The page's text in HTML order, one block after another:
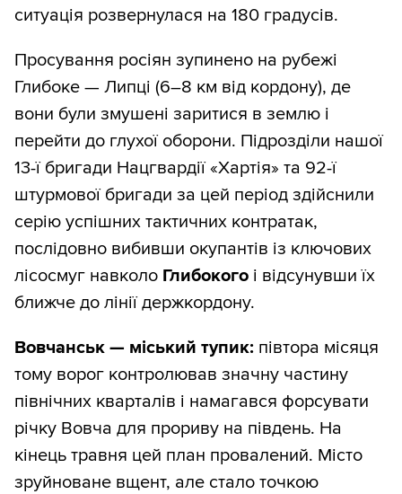
ситуація розвернулася на 180 градусів.
Просування росіян зупинено на рубежі
Глибоке — Липці (6–8 км від кордону), де
вони були змушені заритися в землю і
перейти до глухої оборони. Підрозділи нашої
13-ї бригади Нацгвардії «Хартія» та 92-ї
штурмової бригади за цей період здійснили
серію успішних тактичних контратак,
послідовно вибивши окупантів із ключових
лісосмуг навколо Глибокого і відсунувши їх
ближче до лінії держкордону.
Вовчанськ — міський тупик: півтора місяця
тому ворог контролював значну частину
північних кварталів і намагався форсувати
річку Вовча для прориву на південь. На
кінець травня цей план провалений. Місто
зруйноване вщент, але стало точкою